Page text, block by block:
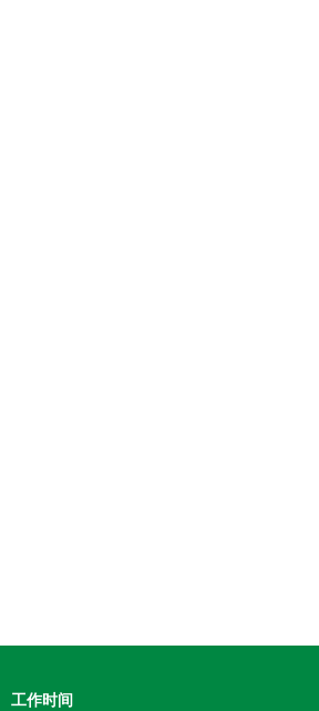
工作时间